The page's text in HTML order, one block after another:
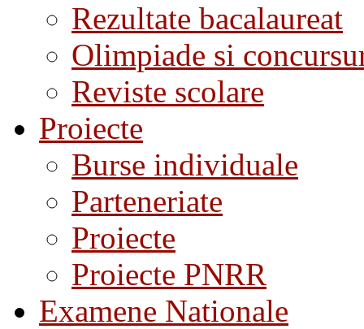
Rezultate bacalaureat
Olimpiade si
Reviste scolare
Proiecte
Burse individuale
Parteneriate
Proiecte
Proiecte PNRR
Examene Nationale